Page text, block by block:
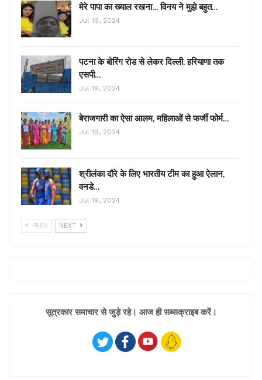
मेरे पापा का ख्याल रखना… विनय ने मुझे बहुत…
Jul 19, 2024
पटना के बोरिंग रोड से लेकर दिल्ली, हरियाणा तक
एसपी…
Jul 19, 2024
बेराजगारी का ऐसा आलम, महिलाओं से फर्जी फोर्म…
Jul 19, 2024
श्रीलंका दौरे के लिए भारतीय टीम का हुआ ऐलान,
वनडे…
Jul 19, 2024
PREV NEXT
सूत्रकार समाचार से जुड़े रहे। आज ही सब्सक्राइब करें।